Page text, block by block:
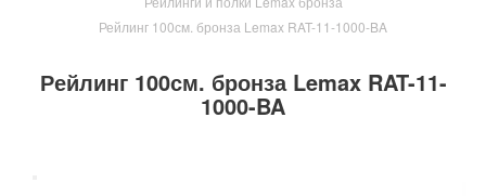
Рейлинг 100см. бронза Lemax RAT-11-1000-BA
Рейлинг 100см. бронза Lemax RAT-11-
1000-BA